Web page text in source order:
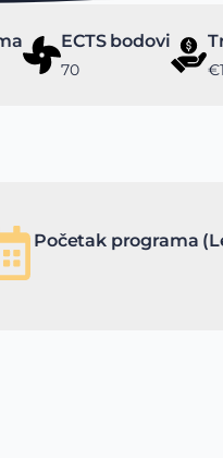
ECTS bodovi
70
Početak programa